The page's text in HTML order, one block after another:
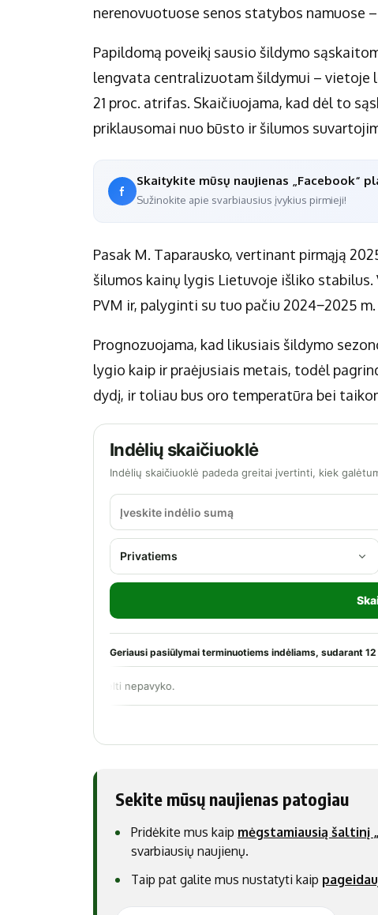
nerenovuotuose senos statybos namuose –
Papildomą poveikį sausio šildymo
lengvata centralizuotam šildymui – vietoje
21 proc. atrifas. Skaičiuojama, kad dėl to
priklausomai nuo būsto ir šilumos
Skaitykite mūsų naujienas „Facebook“
Sužinokite apie svarbiausius įvykius pirmieji!
Pasak M. Taparausko, vertinant pirmąją
šilumos kainų lygis Lietuvoje išliko
PVM ir, palyginti su tuo pačiu 2024‒2025
Prognozuojama, kad likusiais šildymo
lygio kaip ir praėjusiais metais, todėl
dydį, ir toliau bus oro temperatūra bei
Sekite mūsų naujienas patogiau
Pridėkite mus kaip mėgstamiausią šaltinį
svarbiausių naujienų.
Taip pat galite mus nustatyti kaip